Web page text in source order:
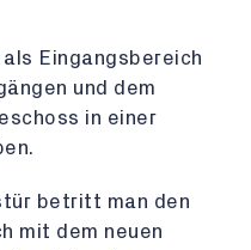
Eingangsbereich
und dem
in einer
betritt man den
mit dem neuen